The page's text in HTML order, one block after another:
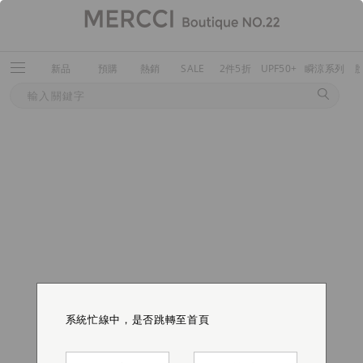
新品 預購 熱銷 SALE 2件5折 UPF50+ 瞬涼系列
系統忙線中，是否跳轉至首頁
系統忙線中，是否跳轉至首頁
系統忙線中，是否跳轉至首頁
系統忙線中，是否跳轉至首頁
系統忙線中，是否跳轉至首頁